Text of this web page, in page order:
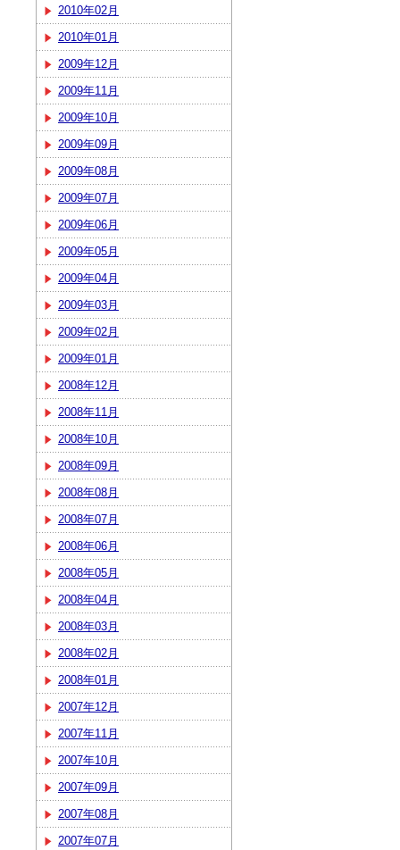
2010年02月
2010年01月
2009年12月
2009年11月
2009年10月
2009年09月
2009年08月
2009年07月
2009年06月
2009年05月
2009年04月
2009年03月
2009年02月
2009年01月
2008年12月
2008年11月
2008年10月
2008年09月
2008年08月
2008年07月
2008年06月
2008年05月
2008年04月
2008年03月
2008年02月
2008年01月
2007年12月
2007年11月
2007年10月
2007年09月
2007年08月
2007年07月